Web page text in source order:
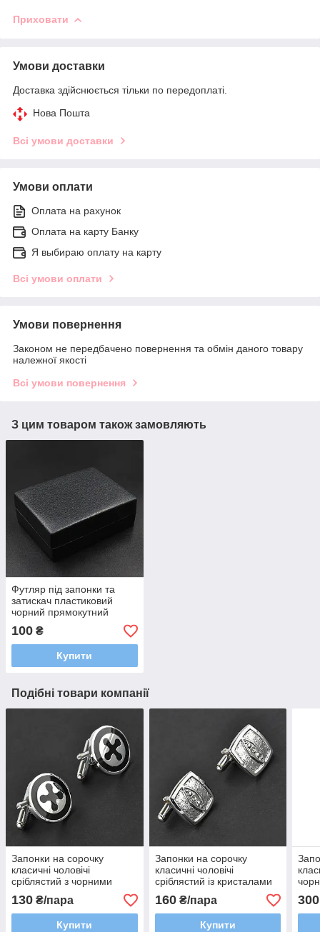
Приховати
Умови доставки
Доставка здійснюється тільки по передоплаті.
Нова Пошта
Всі умови доставки
Умови оплати
Оплата на рахунок
Оплата на карту Банку
Я выбираю оплату на карту
Всі умови оплати
Умови повернення
Законом не передбачено повернення та обмін даного товару
належної якості
Всі умови повернення
З цим товаром також замовляють
Футляр під запонки та
затискач пластиковий
чорний прямокутний
розмір 75 Х 55 Х 25 мм із
ложементом білого
кольору
100 ₴
Купити
Подібні товари компанії
Запонки на сорочку
класичні чоловічі
сріблястий з чорними
Stainless Steel круглі 20
мм
130 ₴/пара
Купити
Запонки на сорочку
класичні чоловічі
сріблястий із кристалами
Stainless Steel квадратні
17 мм
160₴/пара
Купити
300